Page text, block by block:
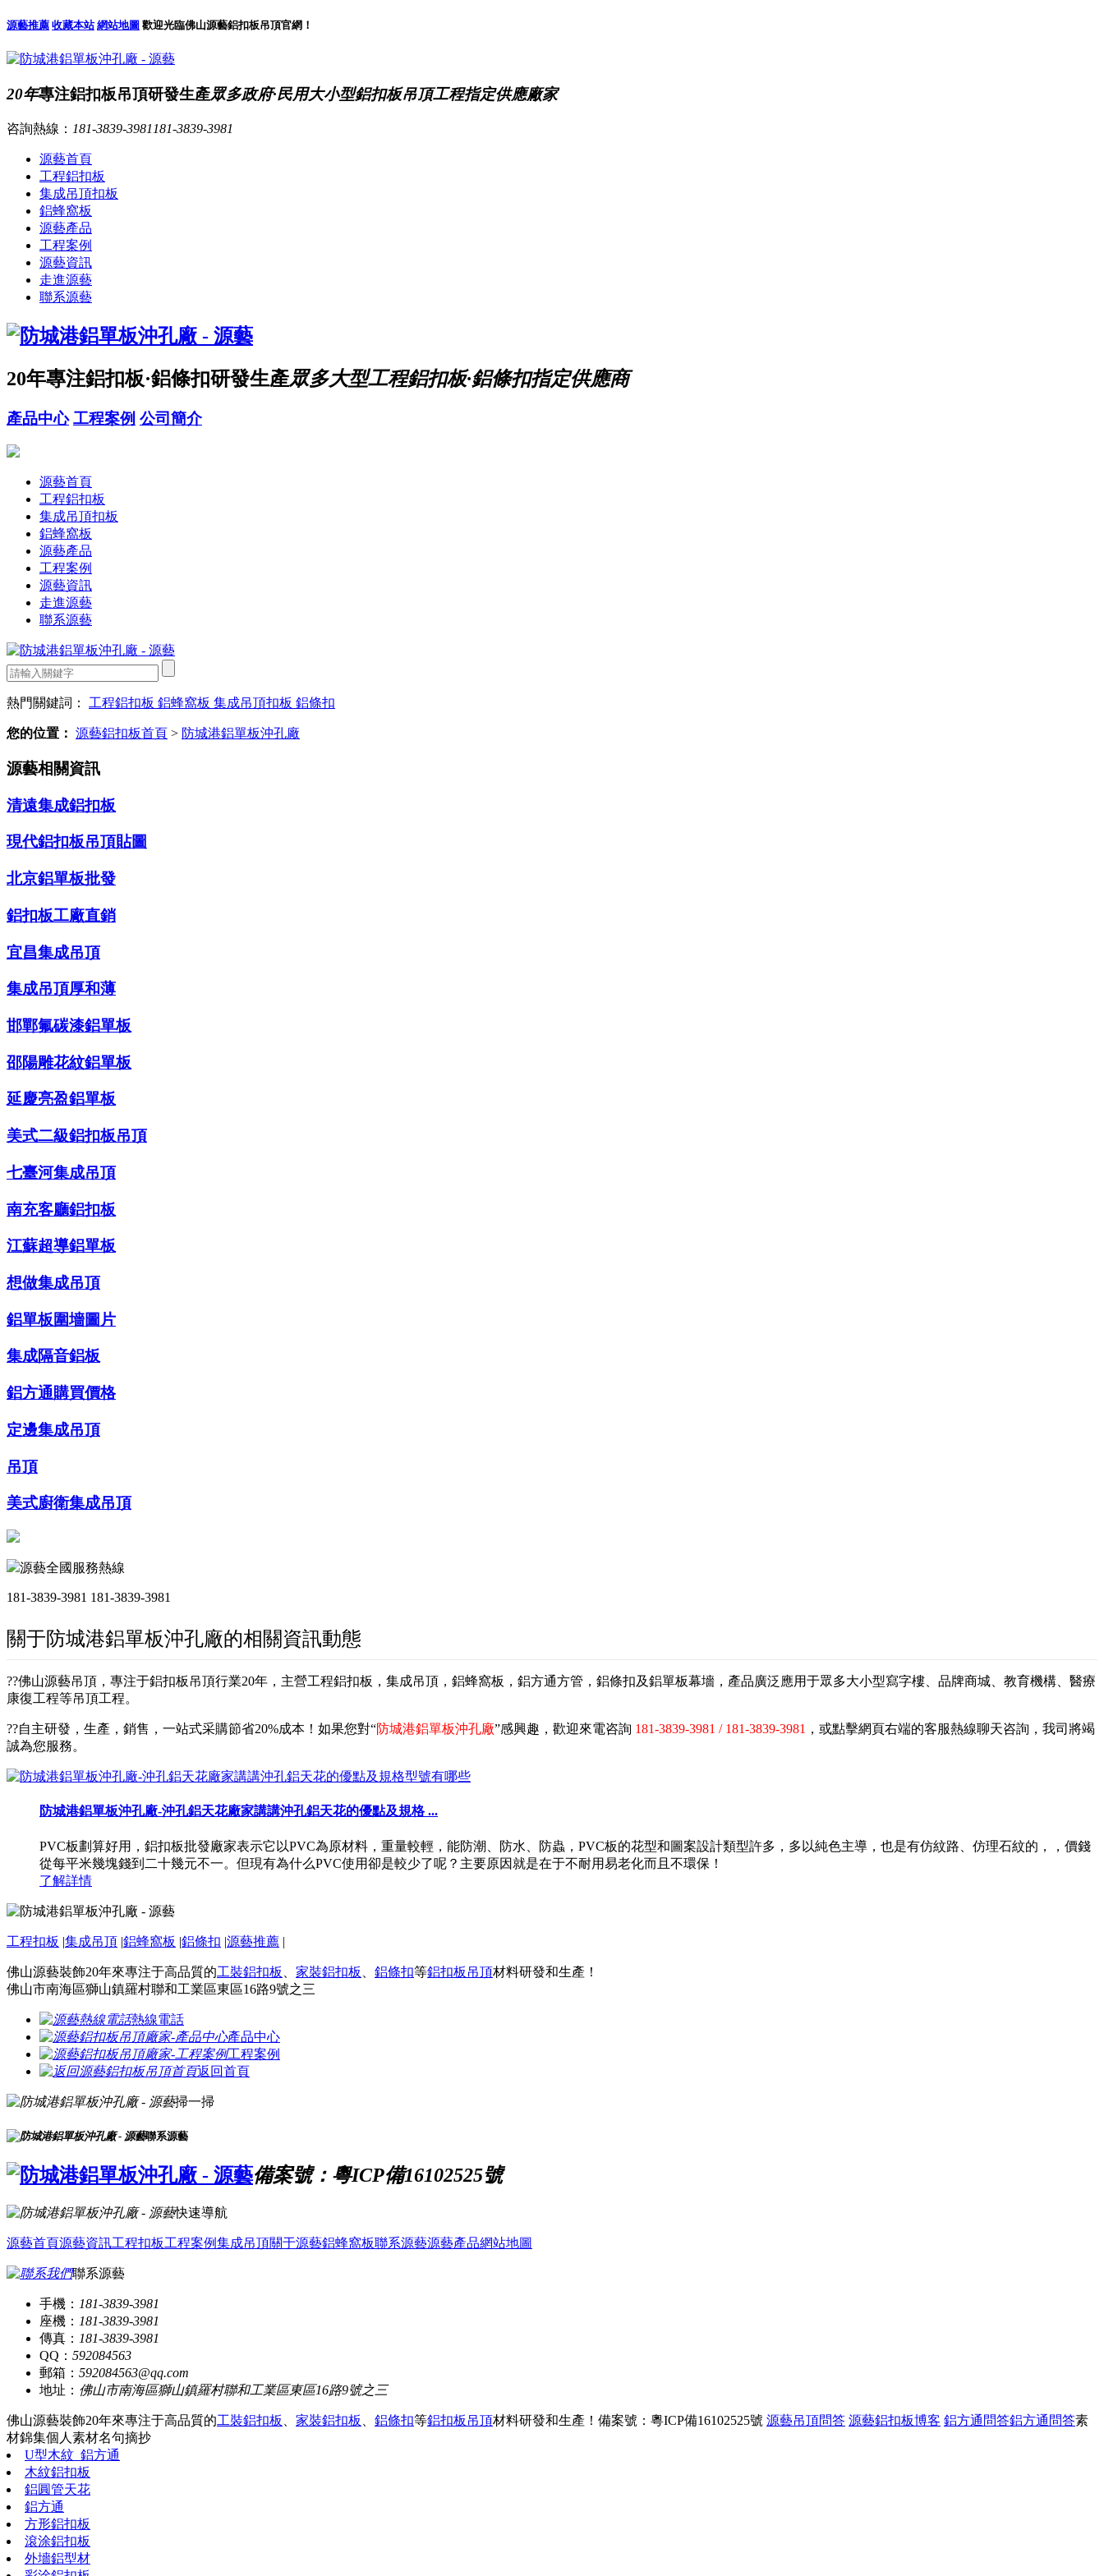
源藝推薦 收藏本站 網站地圖 歡迎光臨佛山源藝鋁扣板吊頂官網！
20年專注鋁扣板吊頂研發生產眾多政府·民用大小型鋁扣板吊頂工程指定供應廠家
咨詢熱線： 181-3839-3981 181-3839-3981
源藝首頁
工程鋁扣板
集成吊頂扣板
鋁蜂窩板
源藝產品
工程案例
源藝資訊
走進源藝
聯系源藝
20年專注鋁扣板·鋁條扣研發生產眾多大型工程鋁扣板·鋁條扣指定供應商
產品中心 工程案例 公司簡介
源藝首頁
工程鋁扣板
集成吊頂扣板
鋁蜂窩板
源藝產品
工程案例
源藝資訊
走進源藝
聯系源藝
熱門關鍵詞： 工程鋁扣板 鋁蜂窩板 集成吊頂扣板 鋁條扣
您的位置： 源藝鋁扣板首頁 > 防城港鋁單板沖孔廠
源藝相關資訊
清遠集成鋁扣板
現代鋁扣板吊頂貼圖
北京鋁單板批發
鋁扣板工廠直銷
宜昌集成吊頂
集成吊頂厚和薄
邯鄲氟碳漆鋁單板
邵陽雕花紋鋁單板
延慶亮盈鋁單板
美式二級鋁扣板吊頂
七臺河集成吊頂
南充客廳鋁扣板
江蘇超導鋁單板
想做集成吊頂
鋁單板圍墻圖片
集成隔音鋁板
鋁方通購買價格
定邊集成吊頂
吊頂
美式廚衛集成吊頂
源藝全國服務熱線
181-3839-3981 181-3839-3981
關于防城港鋁單板沖孔廠的相關資訊動態
??佛山源藝吊頂，專注于鋁扣板吊頂行業20年，主營工程鋁扣板，集成吊頂，鋁蜂窩板，鋁方通方管，鋁條扣及鋁單板幕墻，產品廣泛應用于眾多大小型寫字樓、品牌商城、教育機構、醫療
康復工程等吊頂工程。
??自主研發，生產，銷售，一站式采購節省20%成本！如果您對“防城港鋁單板沖孔廠”感興趣，歡迎來電咨詢 181-3839-3981 / 181-3839-3981 ，或點擊網頁右端的客服熱線聊天咨詢，我司將竭
誠為您服務。
防城港鋁單板沖孔廠-沖孔鋁天花廠家講講沖孔鋁天花的優點及規格 ...
PVC板劃算好用，鋁扣板批發廠家表示它以PVC為原材料，重量較輕，能防潮、防水、防蟲，PVC板的花型和圖案設計類型許多，多以純色主導，也是有仿紋路、仿理石紋的，，價錢
從每平米幾塊錢到二十幾元不一。但現有為什么PVC使用卻是較少了呢？主要原因就是在于不耐用易老化而且不環保！
了解詳情
工程扣板 |集成吊頂 |鋁蜂窩板 |鋁條扣 |源藝推薦 |
佛山源藝裝飾20年來專注于高品質的工裝鋁扣板 家裝鋁扣板 鋁條扣等鋁扣板吊頂材料研發和生產！
佛山市南海區獅山鎮羅村聯和工業區東區16路9號之三
熱線電話
產品中心
工程案例
返回首頁
掃一掃
聯系源藝
備案號：粵ICP備16102525號
快速導航
源藝首頁源藝資訊工程扣板工程案例集成吊頂關于源藝鋁蜂窩板聯系源藝源藝產品網站地圖
聯系源藝
手機： 181-3839-3981
座機： 181-3839-3981
傳真： 181-3839-3981
QQ： 592084563
郵箱： 592084563@qq.com
地址： 佛山市南海區獅山鎮羅村聯和工業區東區16路9號之三
佛山源藝裝飾20年來專注于高品質的工裝鋁扣板 家裝鋁扣板 鋁條扣等鋁扣板吊頂材料研發和生產！ 備案號：粵ICP備16102525號 源藝吊頂問答 源藝鋁扣板博客 鋁方通問答鋁方通問答素
材錦集個人素材名句摘抄
U型木紋_鋁方通
木紋鋁扣板
鋁圓管天花
鋁方通
方形鋁扣板
滾涂鋁扣板
外墻鋁型材